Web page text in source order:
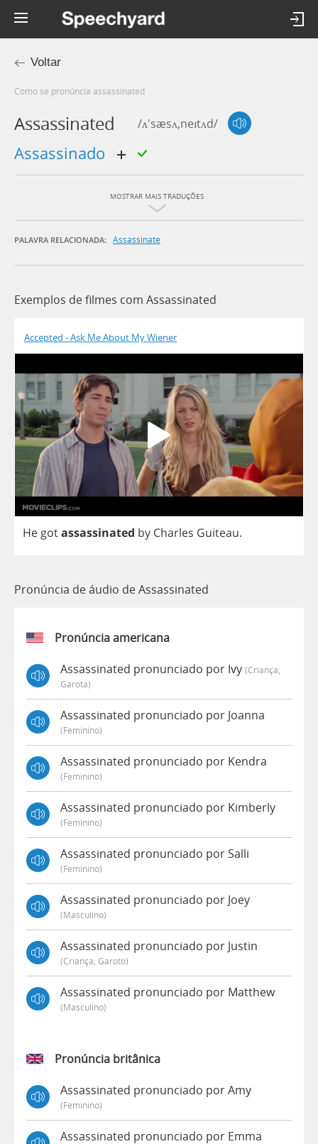
Voltar
Como se pronúncia assassinated
Assassinated /ʌ'sæsʌ,neɪtʌd/
assassinado
MOSTRAR MAIS TRADUÇÕES
PALAVRA RELACIONADA: Assassinate
Exemplos de filmes com Assassinated
Accepted - Ask Me About My Wiener
He gotassassinated by Charles Guiteau.
Pronúncia de áudio de Assassinated
Pronúncia americana
Assassinated pronunciado por Ivy (criança,
Garota)
Assassinated pronunciado por Joanna
(feminino)
Assassinated pronunciado por Kendra
(feminino)
Assassinated pronunciado por Kimberly
(feminino)
Assassinated pronunciado por Salli
(feminino)
Assassinated pronunciado por Joey
(masculino)
Assassinated pronunciado por Justin
(criança, Garoto)
Assassinated pronunciado por Matthew
(masculino)
Pronúncia britânica
Assassinated pronunciado por Amy
(feminino)
Assassinated pronunciado por Emma